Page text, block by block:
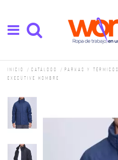
Inicio Catálogo Parkas y térmicos
Executive Hombre